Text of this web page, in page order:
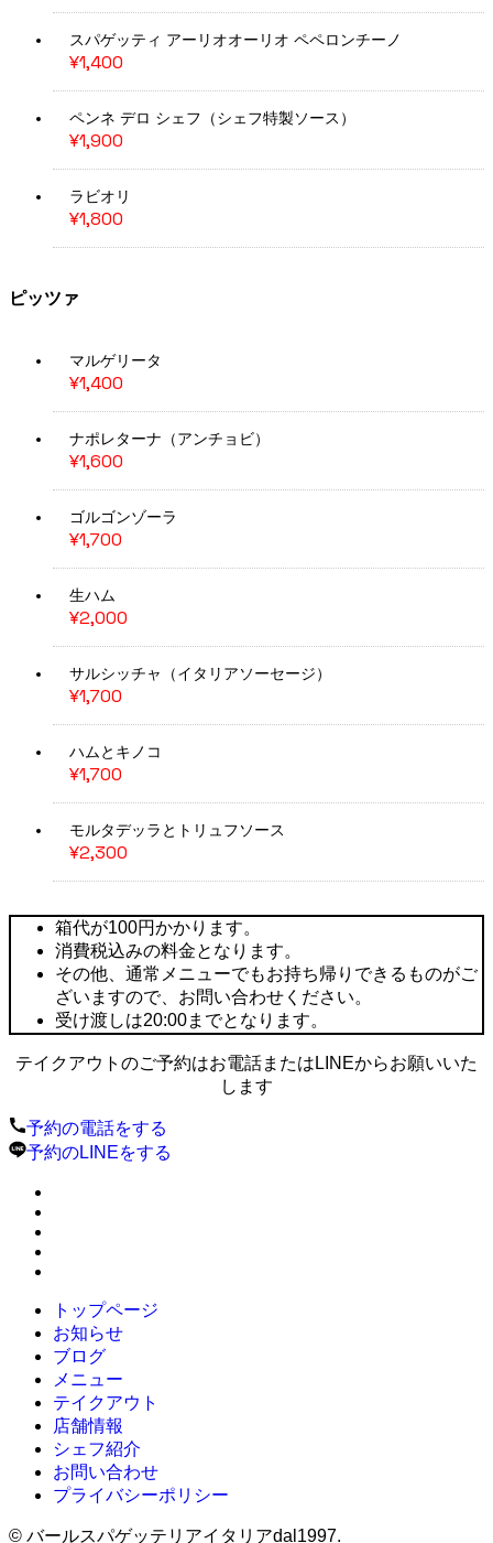
スパゲッティ アーリオオーリオ ペペロンチーノ
¥1,400
ペンネ デロ シェフ（シェフ特製ソース）
¥1,900
ラビオリ
¥1,800
ピッツァ
マルゲリータ
¥1,400
ナポレターナ（アンチョビ）
¥1,600
ゴルゴンゾーラ
¥1,700
生ハム
¥2,000
サルシッチャ（イタリアソーセージ）
¥1,700
ハムとキノコ
¥1,700
モルタデッラとトリュフソース
¥2,300
箱代が100円かかります。
消費税込みの料金となります。
その他、通常メニューでもお持ち帰りできるものがご
ざいますので、お問い合わせください。
受け渡しは20:00までとなります。
テイクアウトのご予約はお電話またはLINEからお願いいた
します
予約の電話をする
予約のLINEをする
トップページ
お知らせ
ブログ
メニュー
テイクアウト
店舗情報
シェフ紹介
お問い合わせ
プライバシーポリシー
© バールスパゲッテリアイタリアdal1997.